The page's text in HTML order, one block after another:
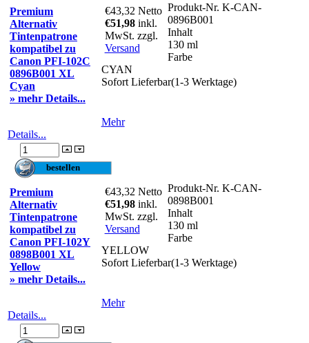
Premium
Alternativ
Tintenpatrone
kompatibel zu
Canon PFI-102C
0896B001 XL
Cyan
» mehr Details...
€43,32 Netto
€51,98 inkl.
MwSt. zzgl.
Versand
Produkt-Nr. K-CAN-
0896B001
Inhalt
130 ml
Farbe
CYAN
Sofort Lieferbar(1-3 Werktage)
Mehr
Details...
Premium
Alternativ
Tintenpatrone
kompatibel zu
Canon PFI-102Y
0898B001 XL
Yellow
» mehr Details...
€43,32 Netto
€51,98 inkl.
MwSt. zzgl.
Versand
Produkt-Nr. K-CAN-
0898B001
Inhalt
130 ml
Farbe
YELLOW
Sofort Lieferbar(1-3 Werktage)
Mehr
Details...